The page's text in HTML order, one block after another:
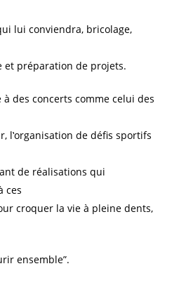
lui conviendra, bricolage,
et préparation de projets.
des concerts comme celui des
l‛organisation de défis sportifs
de réalisations qui
ces
croquer la vie à pleine dents,
ensemble”.